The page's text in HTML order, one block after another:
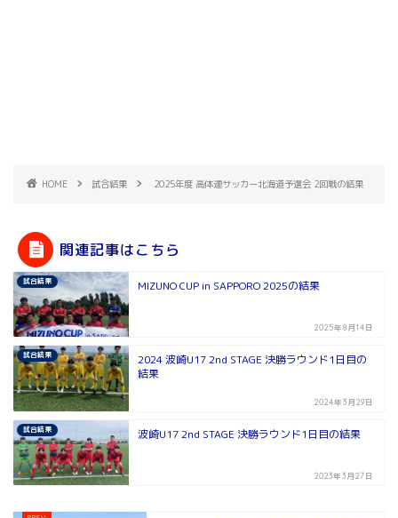
HOME 試合結果 2025年度 高体連サッカー北海道予選会 2回戦の結果
関連記事はこちら
試合結果 MIZUNO CUP in SAPPORO 2025の結果
2025年8月14日
試合結果
2024 波崎U17 2nd STAGE 決勝ラウンド1日目の
結果
2024年3月29日
試合結果 波崎U17 2nd STAGE 決勝ラウンド1日目の結果
2023年3月27日